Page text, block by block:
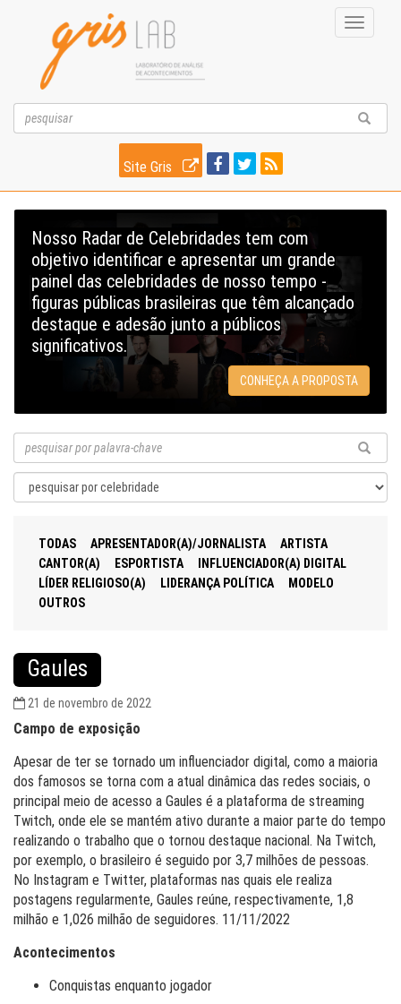
Toggle
Site Gris
Nosso Radar de Celebridades tem com
objetivo identificar e apresentar um grande
painel das celebridades de nosso tempo -
figuras públicas brasileiras que têm alcançado
destaque e adesão junto a públicos
significativos.
CONHEÇA A PROPOSTA
TODAS APRESENTADOR(A)/JORNALISTA
ARTISTA
CANTOR(A)
ESPORTISTA
INFLUENCIADOR(A) DIGITAL
LÍDER RELIGIOSO(A)
LIDERANÇA POLÍTICA
MODELO
OUTROS
Gaules
21 de novembro de 2022
Campo de exposição
Apesar de ter se tornado um influenciador digital, como a maioria
dos famosos se torna com a atual dinâmica das redes sociais, o
principal meio de acesso a Gaules é a plataforma de streaming
Twitch, onde ele se mantém ativo durante a maior parte do tempo
realizando o trabalho que o tornou destaque nacional. Na Twitch,
por exemplo, o brasileiro é seguido por 3,7 milhões de pessoas.
No Instagram e Twitter, plataformas nas quais ele realiza
postagens regularmente, Gaules reúne, respectivamente, 1,8
milhão e 1,026 milhão de seguidores. 11/11/2022
Acontecimentos
Conquistas enquanto jogador